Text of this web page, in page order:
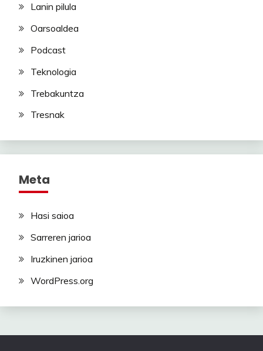
Lanin pilula
Oarsoaldea
Podcast
Teknologia
Trebakuntza
Tresnak
Meta
Hasi saioa
Sarreren jarioa
Iruzkinen jarioa
WordPress.org